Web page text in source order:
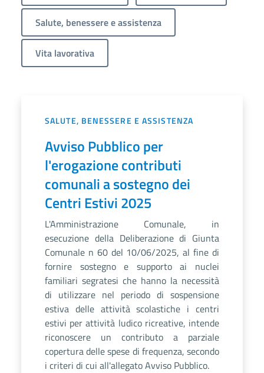
Salute, benessere e assistenza
Vita lavorativa
SALUTE, BENESSERE E ASSISTENZA
Avviso Pubblico per
l'erogazione contributi
comunali a sostegno dei
Centri Estivi 2025
L'Amministrazione Comunale, in
esecuzione della Deliberazione di Giunta
Comunale n 60 del 10/06/2025, al fine di
fornire sostegno e supporto ai nuclei
familiari segratesi che hanno la necessità
di utilizzare nel periodo di sospensione
estiva delle attività scolastiche i centri
estivi per attività ludico ricreative, intende
riconoscere un contributo a parziale
copertura delle spese di frequenza, secondo
i criteri di cui all'allegato Avviso Pubblico.